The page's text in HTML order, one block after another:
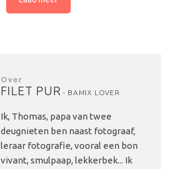
Over
FILET PUR - BAMIX LOVER
Ik, Thomas, papa van twee
deugnieten ben naast fotograaf,
leraar fotografie, vooral een bon
vivant, smulpaap, lekkerbek... Ik